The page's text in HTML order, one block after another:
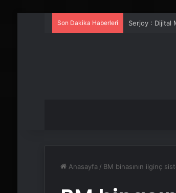
Son Dakika Haberleri UETDS Nedir ?
Anasayfa / BM binasının ilginç